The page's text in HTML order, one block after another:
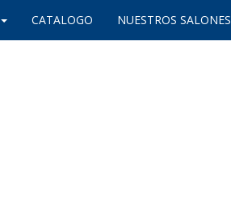
CATALOGO NUESTROS SALONES